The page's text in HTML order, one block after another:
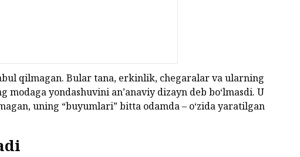
qilmagan. Bular tana, erkinlik, chegaralar va ularning
yondashuvini an’anaviy dizayn deb bo‘lmasdi. U
uning “buyumlari” bitta odamda – o‘zida yaratilgan